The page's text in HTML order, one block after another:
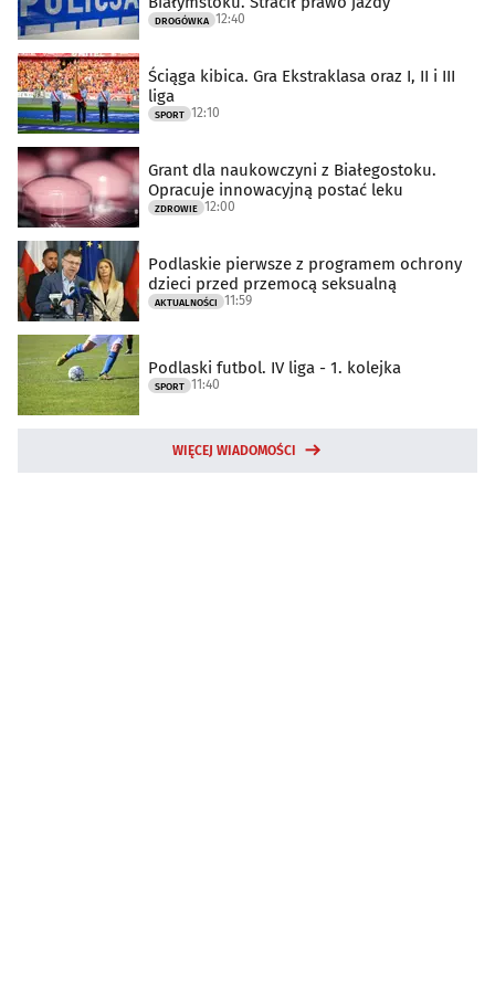
DROGÓWKA 12:40
Ściąga kibica. Gra Ekstraklasa oraz I, II i III
liga
SPORT 12:10
Grant dla naukowczyni z Białegostoku.
Opracuje innowacyjną postać leku
ZDROWIE 12:00
Podlaskie pierwsze z programem ochrony
dzieci przed przemocą seksualną
AKTUALNOŚCI 11:59
Podlaski futbol. IV liga - 1. kolejka
SPORT 11:40
WIĘCEJ WIADOMOŚCI